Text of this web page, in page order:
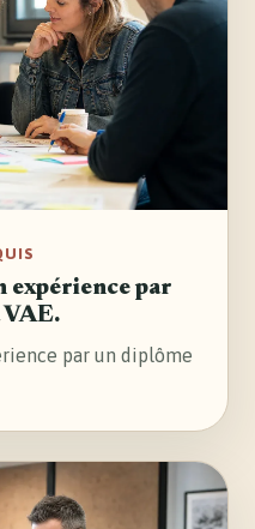
expérience par
VAE.
par un diplôme